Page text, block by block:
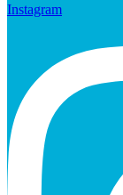
Instagram